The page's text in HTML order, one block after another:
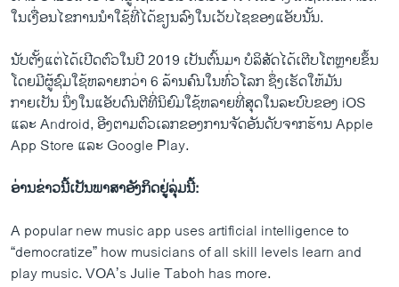
ໃນ​ເງື່ອນ​ໄຂ​ການ​ນໍາ​ໃຊ້​ທີ່​ໄດ້ຂຽນ​ລົງ​ໃນ​ເວັບ​ໄຊ​ຂອງແອັບ​ນັ້ນ​.
ນັບຕັ້ງແຕ່ໄດ້ເປີດຕົວໃນປີ 2019 ເປັນ​ຕົ້ນ​ມາ ບໍລິສັດໄດ້ເຕີບໂຕຫຼາຍຂຶ້ນ
ໂດຍ​ມີ​ຜູ້​ຊົມ​ໃຊ້ຫລາຍກວ່າ 6 ລ້ານຄົນໃນທົ່ວໂລກ ຊຶ່ງເຮັດໃຫ້ມັນ
ກາຍເປັນ ນຶ່ງໃນແອັບ​ດົນຕີທີ່ນິຍົມໃຊ້​ຫລາຍທີ່ສຸດໃນລະບົບຂອງ​ iOS
ແລະ Android, ອີງຕາມຕົວເລກຂອງການຈັດອັນດັບຈາກຮ້ານ Apple
App Store ແລະ Google Play.
ອ່ານ​ຂ່າວນີ້​ເປັ​ນ​ພາ​ສາ​ອັງ​ກິດ​ຢູ່​ລຸ່ມນີ້:
A popular new music app uses artificial intelligence to
“democratize” how musicians of all skill levels learn and
play music. VOA’s Julie Taboh has more.